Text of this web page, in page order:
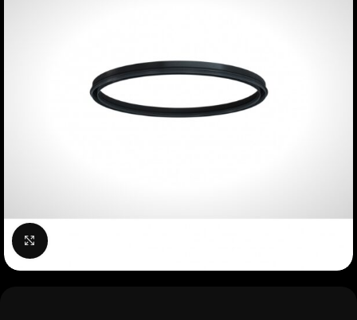
Нажмите, чтобы увеличить изображение